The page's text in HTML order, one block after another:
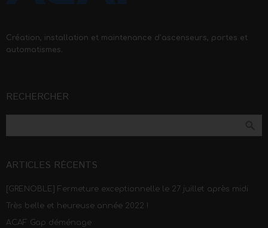
Création, installation et maintenance d’ascenseurs, portes et
automatismes.
RECHERCHER
ARTICLES RÉCENTS
[GRENOBLE] Fermeture exceptionnelle le 27 juillet après midi
Très belle et heureuse année 2022 !
ACAF Gap déménage